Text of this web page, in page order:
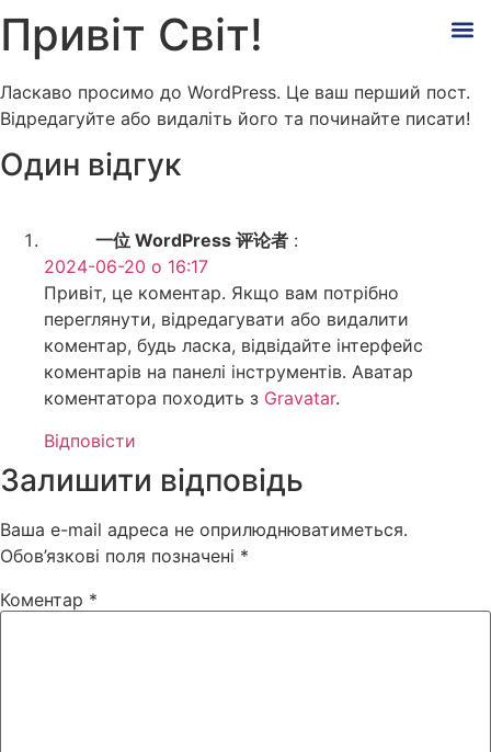
Привіт Світ!
Ласкаво просимо до WordPress. Це ваш перший пост.
Відредагуйте або видаліть його та починайте писати!
Один відгук
一位 WordPress 评论者 :
2024-06-20 о 16:17
Привіт, це коментар. Якщо вам потрібно
переглянути, відредагувати або видалити
коментар, будь ласка, відвідайте інтерфейс
коментарів на панелі інструментів. Аватар
коментатора походить з Gravatar.
Відповіcти
Залишити відповідь
Ваша e-mail адреса не оприлюднюватиметься.
Обов’язкові поля позначені *
Коментар *